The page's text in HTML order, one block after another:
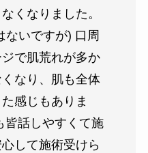
くなりました。
ないですが) 口周
で肌荒れが多か
なり、肌も全体
感じもありま
皆話しやすくて施
して施術受けら